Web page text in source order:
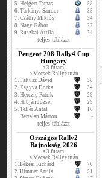
5. Helgert Tamás
58
6. Tárkányi Sándor
35
7. Csáthy Miklós
34
8. Nagy Gábor
27
9. Ruszkai Attila 24
teljes táblázat
Peugeot 208 Rally4 Cup
Hungary
a 3.futam,
a Mecsek Rallye után
1. Faltusz Dávid
38
2. Zagyva Dorka
34
3. Herczig Patrik
29
4. Hibján József
29
5. Tellér Antal
16
Bertalan Márton
-
teljes táblázat
Országos Rally2
Bajnokság 2026
a 3.futam,
a Mecsek Rallye után
1.Békési Richárd
70
2.Himmer Attila
51